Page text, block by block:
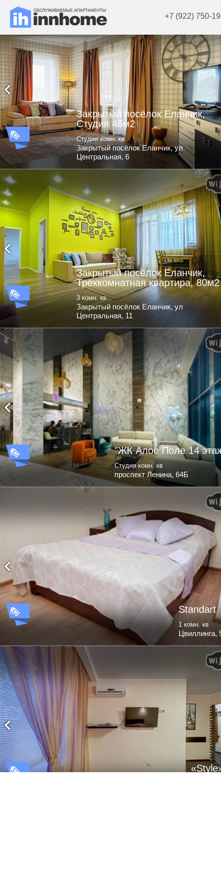
+7 (922) 750-
Закрытый посёлок Еланчик,
Студия 46м2
Студия комн. кв
Закрытый посёлок Еланчик, ул
Центральная, 6
Закрытый посёлок Еланчик,
Трёхкомнатная квартира, 80м2
3 комн. кв
Закрытый посёлок Еланчик, ул
Центральная, 11
"ЖК Алое Поле 14
Студия комн. кв
проспект Ленина, 64Б
Standart
1 комн. кв
Цвиллинга,